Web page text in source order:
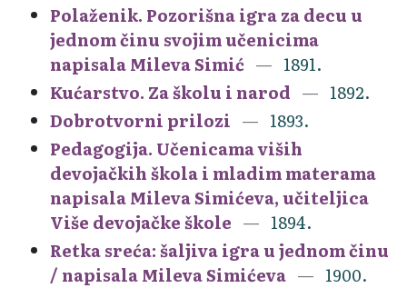
Polaženik. Pozorišna igra za decu u
jednom činu svojim učenicima
napisala Mileva Simić
1891.
Kućarstvo. Za školu i narod
1892.
Dobrotvorni prilozi
1893.
Pedagogija. Učenicama viših
devojačkih škola i mladim materama
napisala Mileva Simićeva, učiteljica
Više devojačke škole
1894.
Retka sreća: šaljiva igra u jednom činu
/ napisala Mileva Simićeva
1900.